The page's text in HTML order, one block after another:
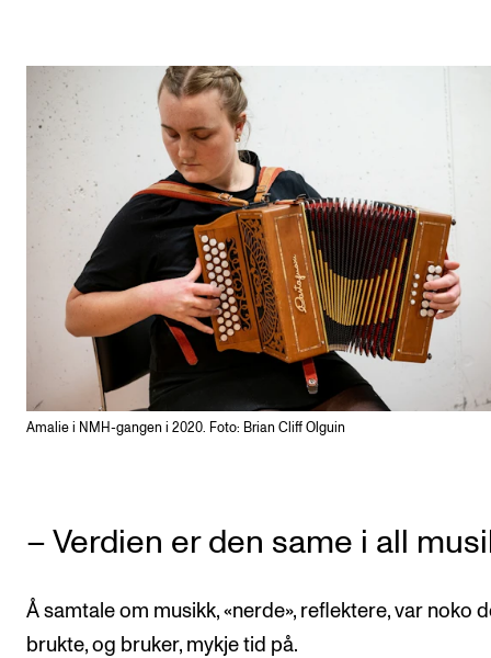
Amalie i NMH-gangen i 2020. Foto: Brian Cliff Olguin
– Verdien er den same i all
Å samtale om musikk, «nerde», reflektere, var noko
brukte, og bruker, mykje tid på.